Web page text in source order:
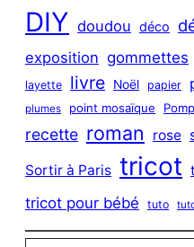
DIY doudou déco
exposition gommettes
layette livre Noël papier
plumes point mosaïque
recette roman rose
Sortir à Paris tricot
tricot pour bébé tuto
Saisissez votre adresse e-mail…